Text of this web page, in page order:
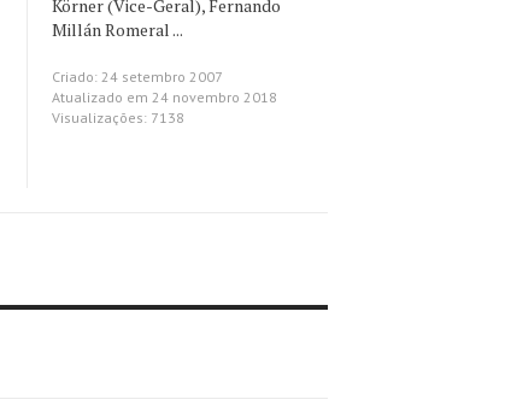
Körner (Vice-Geral), Fernando
Millán Romeral ...
Criado: 24 setembro 2007
Atualizado em 24 novembro 2018
Visualizações: 7138